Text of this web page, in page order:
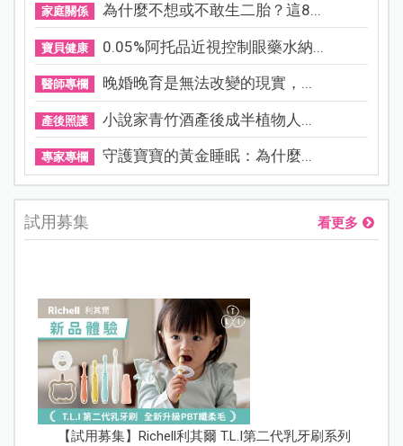
家庭關係 為什麼不想或不敢生二胎？這8...
寶貝健康 0.05%阿托品近視控制眼藥水納...
醫師專欄 晚婚晚育是無法改變的現實，...
產後照護 小說家青竹酒產後成半植物人...
專家專欄 守護寶寶的黃金睡眠：為什麼...
試用募集 看更多
【試用募集】Richell利其爾 T.L.I第二代乳牙刷系列